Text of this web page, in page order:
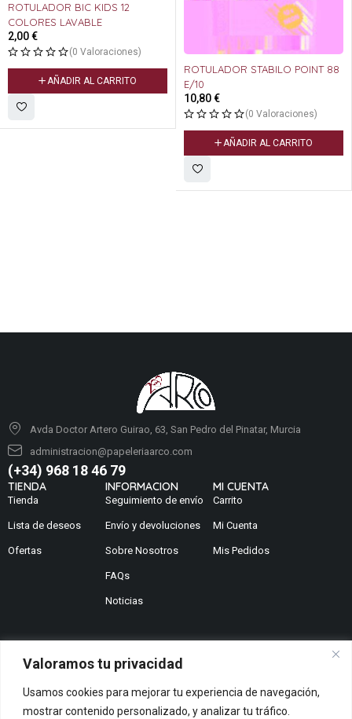
Valoramos tu privacidad
Usamos cookies para mejorar tu experiencia de navegación,
mostrar contenido personalizado, y analizar tu tráfico.
ROTULADOR BIC KIDS 12
COLORES LAVABLE
2,00€
(0 Valoraciones)
AÑADIR AL CARRITO
ROTULADOR STABILO POINT 88
E/10
10,80€
(0 Valoraciones)
AÑADIR AL CARRITO
Avda Doctor Artero Guirao, 63, San Pedro del Pinatar, Murcia
administracion@papeleriaarco.com
(+34) 968 18 46 79
TIENDA
Tienda
Lista de deseos
Ofertas
INFORMACION
Seguimiento de envío
Envío y devoluciones
Sobre Nosotros
FAQs
Noticias
MI CUENTA
Carrito
Mi Cuenta
Mis Pedidos